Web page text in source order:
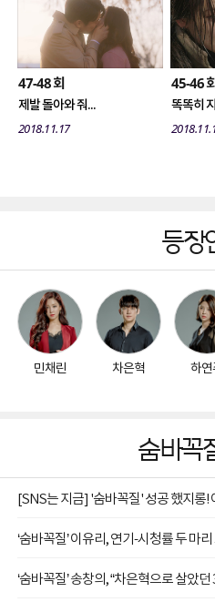
47-48회
제발 돌아와 줘...
2018.11.17
45-46회
똑똑히
등장
민채린 차은혁 하연
숨바꼭
[SNS는 지금] '숨바꼭질' 성공 했지롱!
‘숨바꼭질’ 송창의, “차은혁으로 살았